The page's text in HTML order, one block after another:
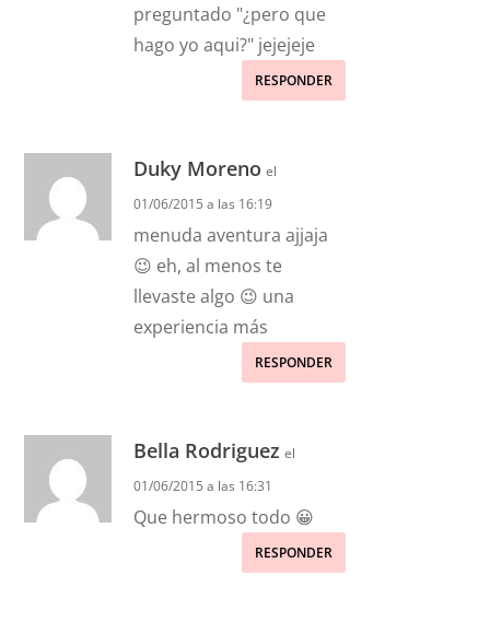
preguntado "¿pero que
hago yo aqui?" jejejeje
RESPONDER
Duky Moreno el
01/06/2015 a las 16:19
menuda aventura ajjaja
😉 eh, al menos te
llevaste algo 😉 una
experiencia más
RESPONDER
Bella Rodriguez el
01/06/2015 a las 16:31
Que hermoso todo 😀
RESPONDER